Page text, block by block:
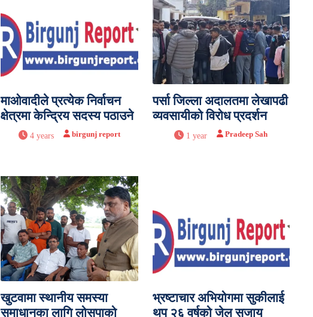
माओवादीले प्रत्येक निर्वाचन
क्षेत्रमा केन्द्रिय सदस्य पठाउने
4 years birgunj report
पर्सा जिल्ला अदालतमा लेखापढी
व्यवसायीको विरोध प्रदर्शन
1 year Pradeep Sah
खुटवामा स्थानीय समस्या
समाधानका लागि लोसपाको
भ्रष्टाचार अभियोगमा सुकीलाई
थप २६ वर्षको जेल सजाय